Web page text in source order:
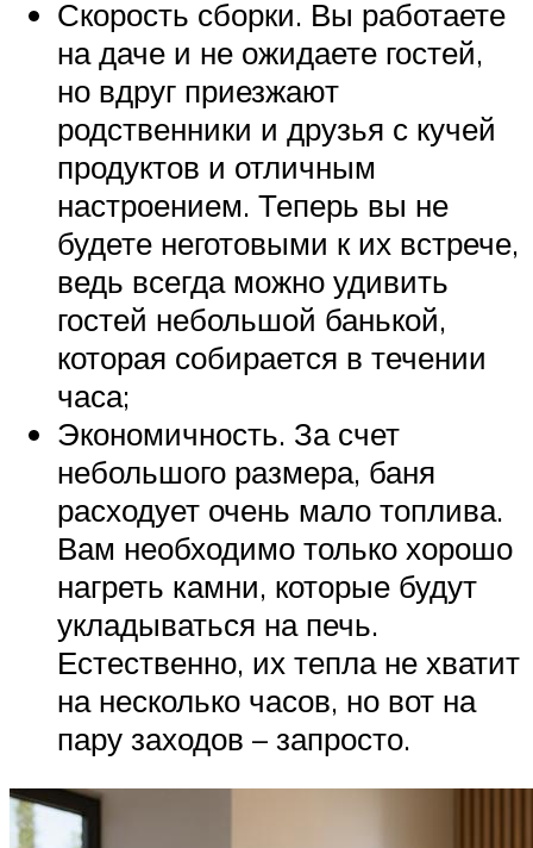
Скорость сборки. Вы работаете
на даче и не ожидаете гостей,
но вдруг приезжают
родственники и друзья с кучей
продуктов и отличным
настроением. Теперь вы не
будете неготовыми к их встрече,
ведь всегда можно удивить
гостей небольшой банькой,
которая собирается в течении
часа;
Экономичность. За счет
небольшого размера, баня
расходует очень мало топлива.
Вам необходимо только хорошо
нагреть камни, которые будут
укладываться на печь.
Естественно, их тепла не хватит
на несколько часов, но вот на
пару заходов – запросто.